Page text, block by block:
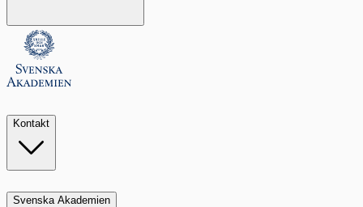
Kontakt
Svenska Akademien